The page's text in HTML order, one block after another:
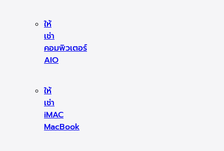
ให้
เช่า
คอมพิวเตอร์
AIO
ให้
เช่า
iMAC
MacBook